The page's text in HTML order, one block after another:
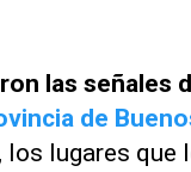
las señales
de
los lugares que